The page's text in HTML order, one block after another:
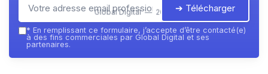
Global Digital — 2026 ➔ Télécharger
* En remplissant ce formulaire, j’accepte d’être contacté(e)
à des fins commerciales par Global Digital et ses
partenaires.